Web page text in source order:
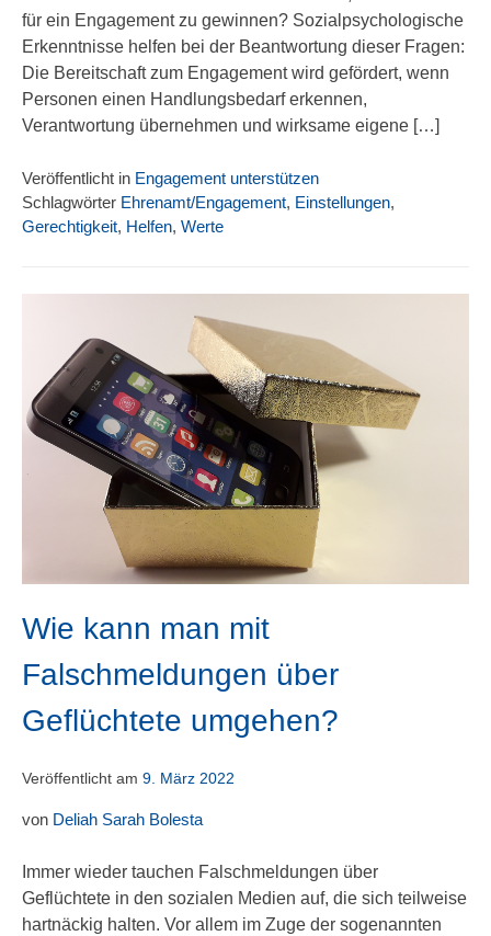
für ein Engagement zu gewinnen? Sozialpsychologische
Erkenntnisse helfen bei der Beantwortung dieser Fragen:
Die Bereitschaft zum Engagement wird gefördert, wenn
Personen einen Handlungsbedarf erkennen,
Verantwortung übernehmen und wirksame eigene […]
Veröffentlicht in Engagement unterstützen
Schlagwörter Ehrenamt/Engagement, Einstellungen,
Gerechtigkeit, Helfen, Werte
Wie kann man mit
Falschmeldungen über
Geflüchtete umgehen?
Veröffentlicht am 9. März 2022
von Deliah Sarah Bolesta
Immer wieder tauchen Falschmeldungen über
Geflüchtete in den sozialen Medien auf, die sich teilweise
hartnäckig halten. Vor allem im Zuge der sogenannten